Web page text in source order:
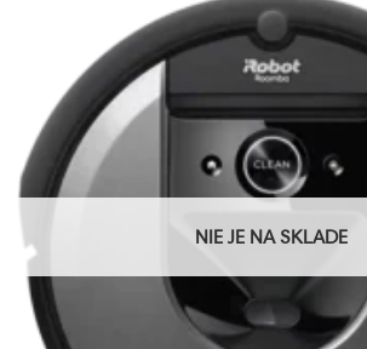
NIE JE NA SKLADE